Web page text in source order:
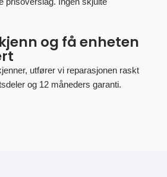
og få enheten
utfører vi reparasjonen raskt
og 12 måneders garanti.